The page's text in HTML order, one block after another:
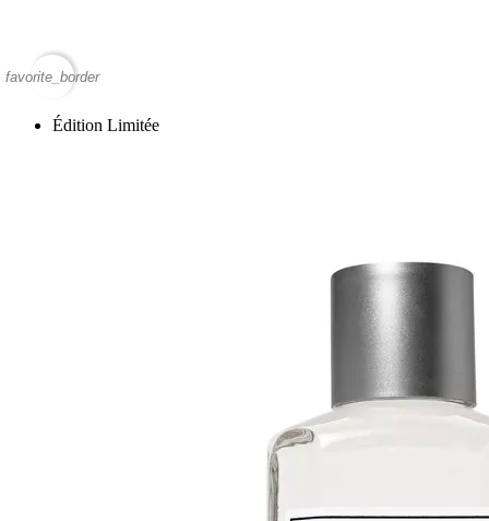
favorite_border
Édition Limitée